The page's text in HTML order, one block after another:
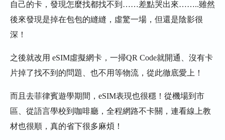
自己的卡，發現怎麼找都找不到……差點哭出來……..雖然
後來發現是掉在包包的縫縫，虛驚一場，但還是陰影很
深！
之後就改用 eSIM虛擬網卡，一掃QR Code就開通、沒有卡
片掉了找不到的問題、也不用等物流，從此徹底愛上！
而且去菲律賓遊學期間，eSIM表現也很穩！從機場到市
區、從語言學校到咖啡廳，全程網路不卡關，連看線上教
材也很順，真的省下很多麻煩！